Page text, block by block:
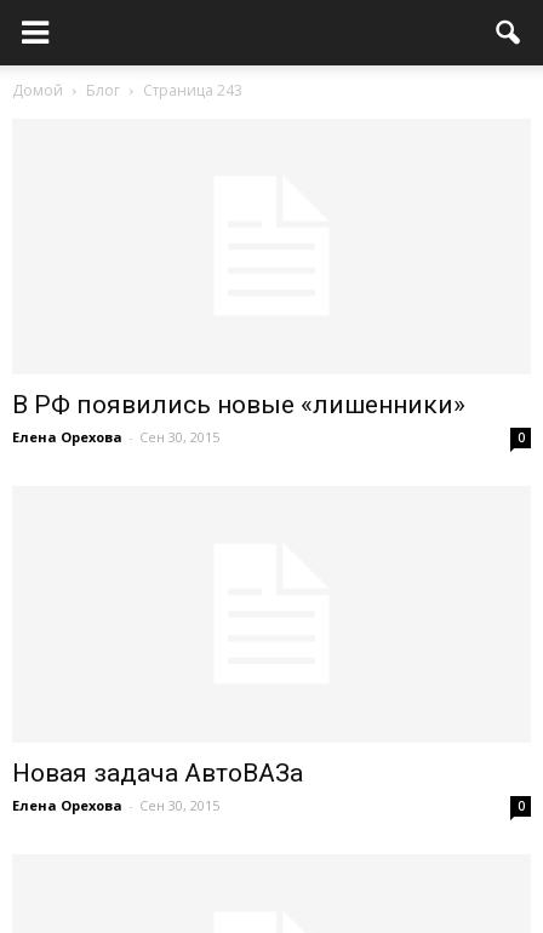
Домой Блог Страница 243
В РФ появились новые «лишенники»
Елена Орехова - Сен 30, 2015 0
Новая задача АвтоВАЗа
Елена Орехова - Сен 30, 2015 0